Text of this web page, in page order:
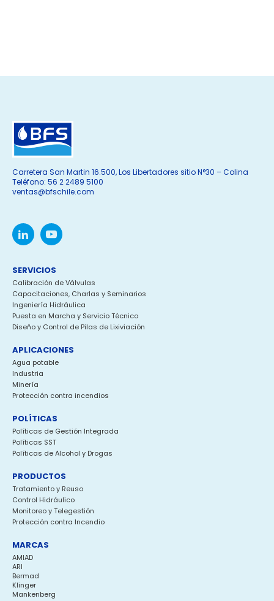
SERVICIOS
Calibración de Válvulas
Capacitaciones, Charlas y Seminarios
Ingeniería Hidráulica
Puesta en Marcha y Servicio Técnico
Diseño y Control de Pilas de Lixiviación
APLICACIONES
Agua potable
Industria
Minería
Protección contra incendios
POLÍTICAS
Políticas de Gestión Integrada
Políticas SST
Políticas de Alcohol y Drogas
PRODUCTOS
Tratamiento y Reuso
Control Hidráulico
Monitoreo y Telegestión
Protección contra Incendio
MARCAS
AMIAD
ARI
Bermad
Klinger
Mankenberg
Carretera San Martin 16.500, Los Libertadores sitio N°30 – Colina
Teléfono: 56 2 2489 5100
ventas@bfschile.com